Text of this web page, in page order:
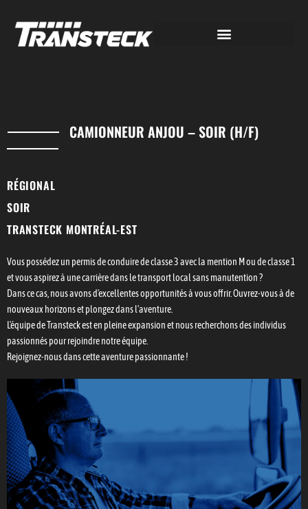
CAMIONNEUR ANJOU – SOIR (H/F)
RÉGIONAL
SOIR
TRANSTECK MONTRÉAL-EST
Vous possédez un permis de conduire de classe 3 avec la mention M ou de classe 1
et vous aspirez à une carrière dans le transport local sans manutention ?
Dans ce cas, nous avons d'excellentes opportunités à vous offrir. Ouvrez-vous à de
nouveaux horizons et plongez dans l'aventure.
L'équipe de Transteck est en pleine expansion et nous recherchons des individus
passionnés pour rejoindre notre équipe.
Rejoignez-nous dans cette aventure passionnante !